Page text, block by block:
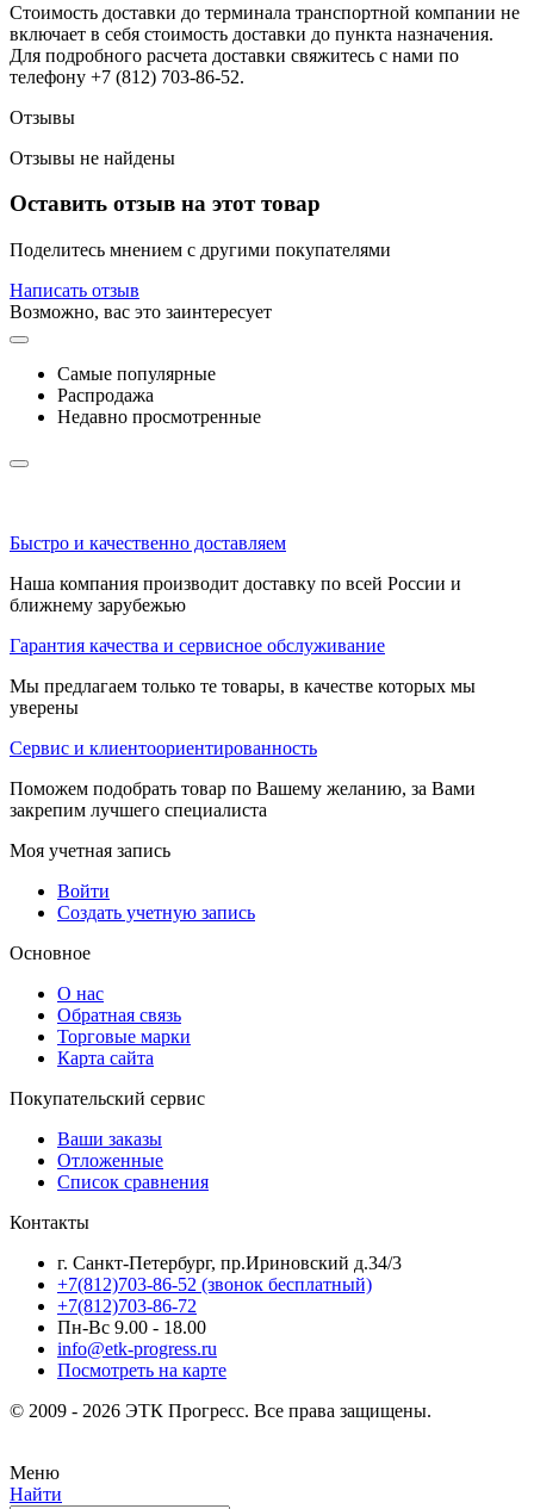
Стоимость доставки до терминала транспортной компании не
включает в себя стоимость доставки до пункта назначения.
Для подробного расчета доставки свяжитесь с нами по
телефону +7 (812) 703-86-52.
Отзывы
Отзывы не найдены
Оставить отзыв на этот товар
Поделитесь мнением с другими покупателями
Написать отзыв
Возможно, вас это заинтересует
Самые популярные
Распродажа
Недавно просмотренные
Быстро и качественно доставляем
Наша компания производит доставку по всей России и
ближнему зарубежью
Гарантия качества и сервисное обслуживание
Мы предлагаем только те товары, в качестве которых мы
уверены
Сервис и клиентоориентированность
Поможем подобрать товар по Вашему желанию, за Вами
закрепим лучшего специалиста
Моя учетная запись
Войти
Создать учетную запись
Основное
О нас
Обратная связь
Торговые марки
Карта сайта
Покупательский сервис
Ваши заказы
Отложенные
Список сравнения
Контакты
г. Санкт-Петербург, пр.Ириновский д.34/3
+7(812)703-86-52 (звонок бесплатный)
+7(812)703-86-72
Пн-Вс 9.00 - 18.00
info@etk-progress.ru
Посмотреть на карте
© 2009 - 2026 ЭТК Прогресс. Все права защищены.
Меню
Найти